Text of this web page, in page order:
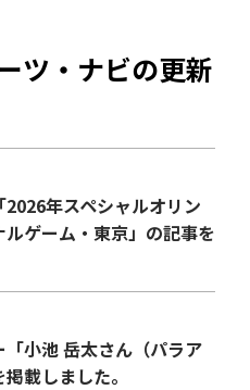
ツ・ナビの更新
年スペシャルオリン
ゲーム・東京」の記事を
小池 岳太さん（パラア
載しました。